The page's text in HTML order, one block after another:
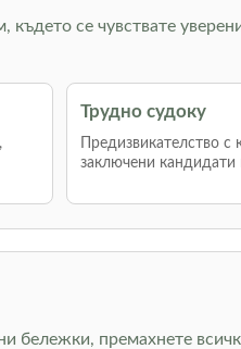
се чувствате
Трудно судоку
Предизвикателство с
заключени кандидати
бележки, премахнете